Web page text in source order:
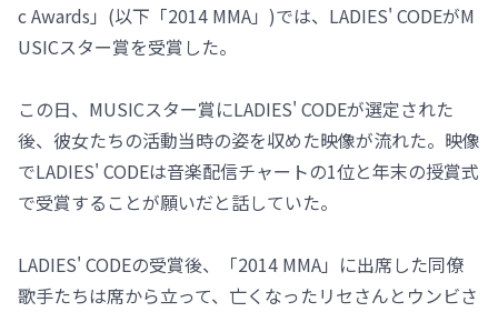
c Awards」(以下「2014 MMA」)では、LADIES' CODEがM
USICスター賞を受賞した。
この日、MUSICスター賞にLADIES' CODEが選定された
後、彼女たちの活動当時の姿を収めた映像が流れた。映像
でLADIES' CODEは音楽配信チャートの1位と年末の授賞式
で受賞することが願いだと話していた。
LADIES' CODEの受賞後、「2014 MMA」に出席した同僚
歌手たちは席から立って、亡くなったリセさんとウンビさ